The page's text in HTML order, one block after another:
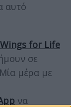
αυτό
Wings for Life
σε
μέρα με
να